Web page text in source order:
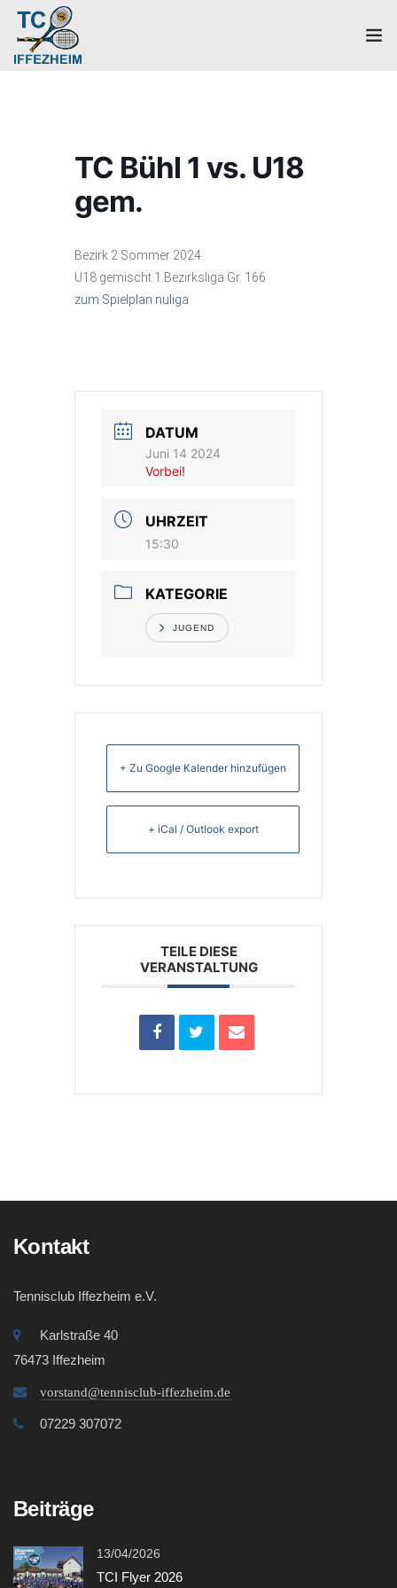
Platzbuchung
TC Bühl 1 vs. U18
gem.
Bezirk 2 Sommer 2024
U18 gemischt 1.Bezirksliga Gr. 166
zum Spielplan nuliga
DATUM
Juni 14 2024
Vorbei!
UHRZEIT
15:30
KATEGORIE
JUGEND
+ Zu Google Kalender hinzufügen
+ iCal / Outlook export
TEILE DIESE
VERANSTALTUNG
Kontakt
Tennisclub Iffezheim e.V.
Karlstraße 40
76473 Iffezheim
vorstand@tennisclub-iffezheim.de
07229 307072
Beiträge
13/04/2026
TCI Flyer 2026